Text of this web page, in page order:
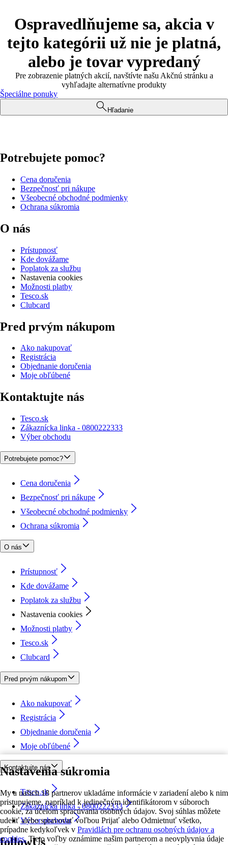
Nastavenia súkromia
My a našich 18 partnerov ukladáme informácie v zariadení alebo k nim
pristupujeme, napríklad k jedinečným identifikátorom v súboroch
cookie, za účelom spracúvania osobných údajov. Svoj súhlas môžete
udeliť alebo spravovať voľbou Prijať alebo Odmietnuť všetko,
prípadne kedykoľvek v Pravidlách pre ochranu osobných údajov a
cookies. Tieto voľby oznámime našim partnerom a neovplyvnia údaje
Ospravedlňujeme sa, akcia v
tejto kategórii už nie je platná,
alebo je tovar vypredaný
Pre zobrazenie platných akcií, navštívte našu Akčnú stránku a
vyhľadajte alternatívne produkty
Špeciálne ponuky
Hľadanie
Potrebujete pomoc?
Cena doručenia
Bezpečnosť pri nákupe
Všeobecné obchodné podmienky
Ochrana súkromia
O nás
Prístupnosť
Kde dovážame
Poplatok za službu
Nastavenia cookies
Možnosti platby
Tesco.sk
Clubcard
Pred prvým nákupom
Ako nakupovať
Registrácia
Objednanie doručenia
Moje obľúbené
Kontaktujte nás
Tesco.sk
Zákaznícka linka - 0800222333
Výber obchodu
Potrebujete pomoc?
Cena doručenia
Bezpečnosť pri nákupe
Všeobecné obchodné podmienky
Ochrana súkromia
O nás
Prístupnosť
Kde dovážame
Poplatok za službu
Nastavenia cookies
Možnosti platby
Tesco.sk
Clubcard
Pred prvým nákupom
Ako nakupovať
Registrácia
Objednanie doručenia
Moje obľúbené
Kontaktujte nás
Tesco.sk
Zákaznícka linka - 0800222333
Výber obchodu
followUs